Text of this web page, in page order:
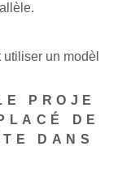
un modèl
PROJE
DE
DANS